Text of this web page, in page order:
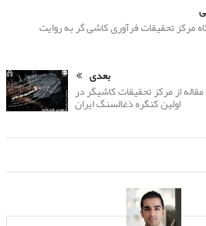
مرکز تحقیقات فرآوری کاشی گر به روایت
بعدی
از مرکز تحقیقات کاشیگر در
اولین کنگره ذغالسنگ ایران